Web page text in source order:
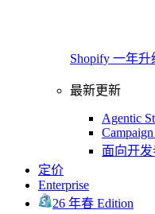
Shopify 一年升
最新更新
Agentic
面向开发
定价
Enterprise
26 年春 Edition